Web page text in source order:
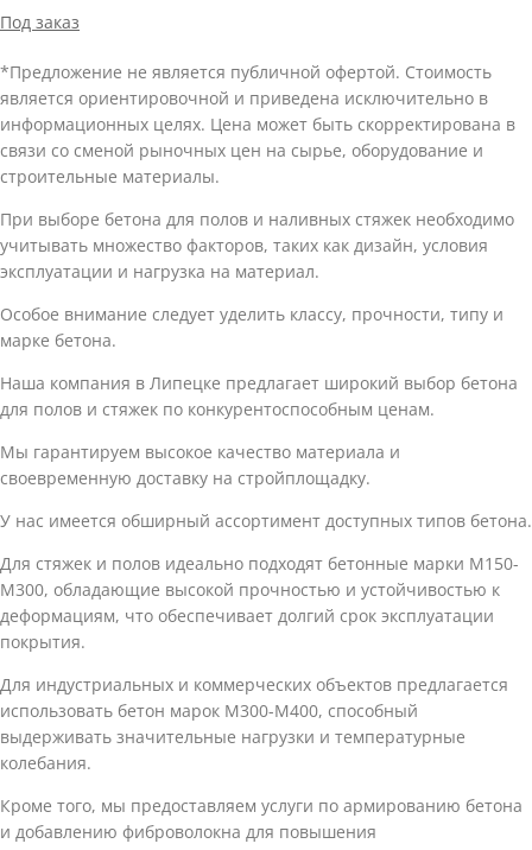
Под заказ
*Предложение не является публичной офертой. Стоимость
является ориентировочной и приведена исключительно в
информационных целях. Цена может быть скорректирована в
связи со сменой рыночных цен на сырье, оборудование и
строительные материалы.
При выборе бетона для полов и наливных стяжек необходимо
учитывать множество факторов, таких как дизайн, условия
эксплуатации и нагрузка на материал.
Особое внимание следует уделить классу, прочности, типу и
марке бетона.
Наша компания в Липецке предлагает широкий выбор бетона
для полов и стяжек по конкурентоспособным ценам.
Мы гарантируем высокое качество материала и
своевременную доставку на стройплощадку.
У нас имеется обширный ассортимент доступных типов бетона.
Для стяжек и полов идеально подходят бетонные марки М150-
М300, обладающие высокой прочностью и устойчивостью к
деформациям, что обеспечивает долгий срок эксплуатации
покрытия.
Для индустриальных и коммерческих объектов предлагается
использовать бетон марок М300-М400, способный
выдерживать значительные нагрузки и температурные
колебания.
Кроме того, мы предоставляем услуги по армированию бетона
и добавлению фиброволокна для повышения